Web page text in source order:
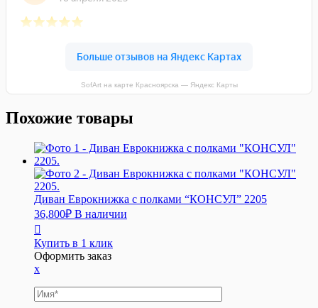
SofArt на карте Красноярска — Яндекс Карты
Похожие товары
Диван Еврокнижка с полками “КОНСУЛ” 2205
36,800₽ В наличии
Купить в 1 клик
Оформить заказ
x